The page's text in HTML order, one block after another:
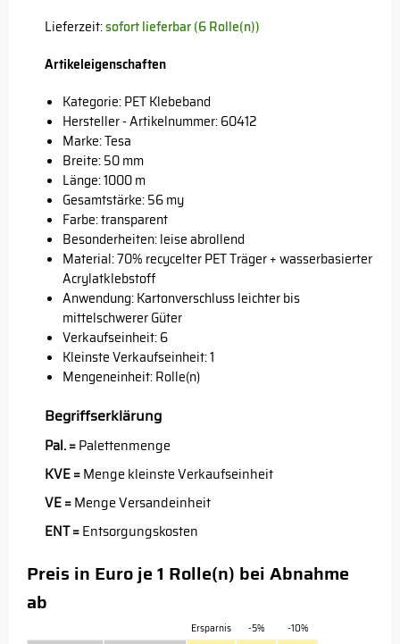
Lieferzeit:sofort lieferbar (6 Rolle(n))
Artikeleigenschaften
Kategorie: PET Klebeband
Hersteller - Artikelnummer: 60412
Marke:Tesa
Breite: 50 mm
Länge: 1000 m
Gesamtstärke: 56 my
Farbe: transparent
Besonderheiten: leise abrollend
Material: 70% recycelter PET Träger + wasserbasierter
Acrylatklebstoff
Anwendung: Kartonverschluss leichter bis
mittelschwerer Güter
Verkaufseinheit: 6
Kleinste Verkaufseinheit: 1
Mengeneinheit: Rolle(n)
Begriffserklärung
Pal. =Palettenmenge
KVE =Menge kleinste Verkaufseinheit
VE =Menge Versandeinheit
ENT =Entsorgungskosten
Preis in Euro je 1 Rolle(n) bei Abnahme
ab
Ersparnis -5%
-10%